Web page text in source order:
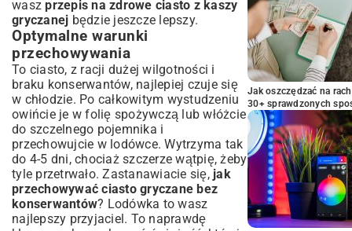
waszprzepis na zdrowe ciasto z kaszy
gryczanej będzie jeszcze lepszy.
Optymalne warunki
przechowywania
To ciasto, z racji dużej wilgotności i
braku konserwantów, najlepiej czuje się
w chłodzie. Po całkowitym wystudzeniu
owińcie je w folię spożywczą lub włóżcie
do szczelnego pojemnika i
przechowujcie w lodówce. Wytrzyma tak
do 4-5 dni, chociaż szczerze wątpię, żeby
tyle przetrwało. Zastanawiacie się, jak
przechowywać ciasto gryczane bez
konserwantów? Lodówka to wasz
najlepszy przyjaciel. To naprawdę
Jak oszczędzać na
30+ sprawdzonych